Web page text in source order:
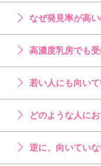
なぜ発見率が高
高濃度乳房でも
若い人にも向い
どのような人に
逆に、向いてい